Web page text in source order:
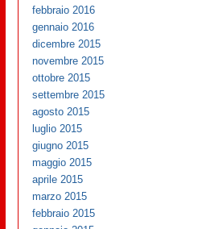
febbraio 2016
gennaio 2016
dicembre 2015
novembre 2015
ottobre 2015
settembre 2015
agosto 2015
luglio 2015
giugno 2015
maggio 2015
aprile 2015
marzo 2015
febbraio 2015